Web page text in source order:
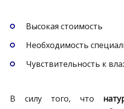
Высокая стоимость
Необходимость
Чувствительность к
В силу того, что